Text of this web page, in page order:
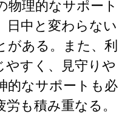
理的なサポート
日中と変わらない
がある。また、利
すく、見守りや
的なサポートも必
も積み重なる。